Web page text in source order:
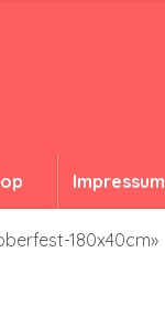
Impressum
180x40cm»